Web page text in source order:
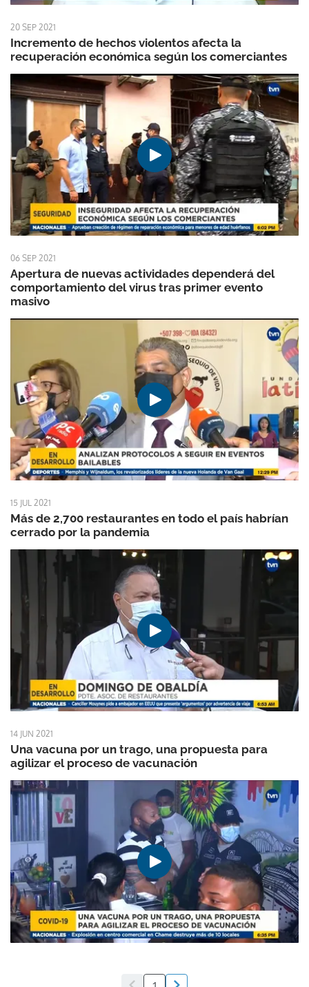
20 SEP 2021
Incremento de hechos violentos afecta la
recuperación económica según los comerciantes
06 SEP 2021
Apertura de nuevas actividades dependerá del
comportamiento del virus tras primer evento
masivo
15 JUL 2021
Más de 2,700 restaurantes en todo el país habrían
cerrado por la pandemia
14 JUN 2021
Una vacuna por un trago, una propuesta para
agilizar el proceso de vacunación